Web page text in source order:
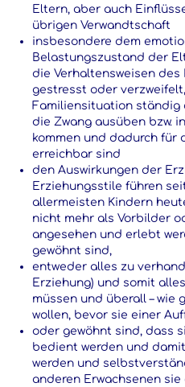
Eltern, aber auch
übrigen Verwandtschaft
insbesondere dem
Belastungszustand der
die Verhaltensweisen
gestresst oder
Familiensituation ständig
die Zwang ausüben bzw.
kommen und dadurch für
erreichbar sind
den Auswirkungen der
Erziehungsstile führen
allermeisten Kindern
nicht mehr als Vorbilder
angesehen und erlebt
gewöhnt sind,
entweder alles zu
Erziehung) und somit
müssen und überall – wie
wollen, bevor sie einer
oder gewöhnt sind, dass
bedient werden und
werden und
anderen Erwachsenen